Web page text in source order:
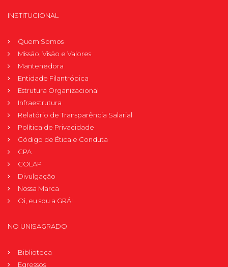
INSTITUCIONAL
Quem Somos
Missão, Visão e Valores
Mantenedora
Entidade Filantrópica
Estrutura Organizacional
Infraestrutura
Relatório de Transparência Salarial
Política de Privacidade
Código de Ética e Conduta
CPA
COLAP
Divulgação
Nossa Marca
Oi, eu sou a GRÁ!
NO UNISAGRADO
Biblioteca
Egressos